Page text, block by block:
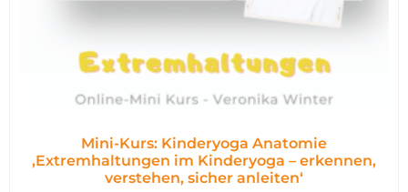
Mini-Kurs: Kinderyoga Anatomie
,Extremhaltungen im Kinderyoga – erkennen,
verstehen, sicher anleiten‘